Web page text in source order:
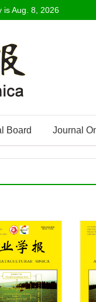
isAug. 8, 2026
Board Journal